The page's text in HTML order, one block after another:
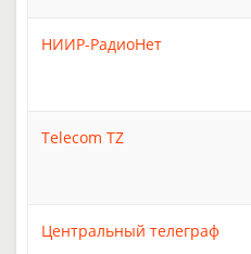
НИИР-РадиоНет
Telecom TZ
Центральный телеграф